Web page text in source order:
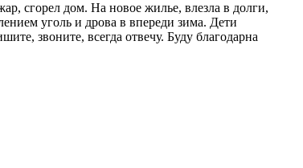
сгорел дом. На новое жилье, влезла в долги,
уголь и дрова в впереди зима. Дети
звоните, всегда отвечу. Буду благодарна